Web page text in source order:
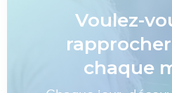
Voulez-
chaque